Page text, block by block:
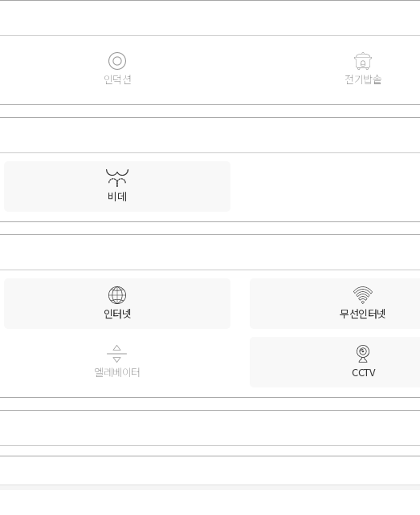
인덕션 전기밥솥
비데
인터넷 무선인터넷
엘레베이터 CCTV